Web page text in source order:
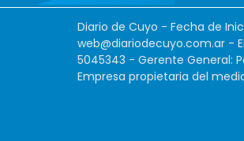
Diario de Cuyo - Fecha de
web@diariodecuyo.com.ar -
5045343 - Gerente General:
Empresa propietaria del medio